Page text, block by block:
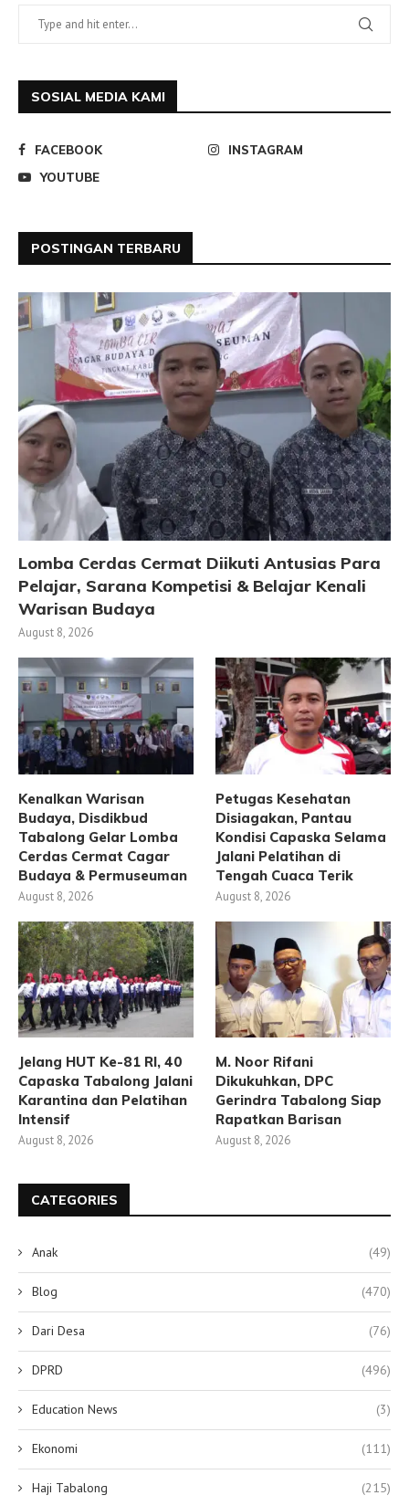
SOSIAL MEDIA KAMI
FACEBOOK
INSTAGRAM
YOUTUBE
POSTINGAN TERBARU
Lomba Cerdas Cermat Diikuti Antusias Para
Pelajar, Sarana Kompetisi & Belajar Kenali
Warisan Budaya
August 8, 2026
Kenalkan Warisan
Budaya, Disdikbud
Tabalong Gelar Lomba
Cerdas Cermat Cagar
Budaya & Permuseuman
August 8, 2026
Petugas Kesehatan
Disiagakan, Pantau
Kondisi Capaska Selama
Jalani Pelatihan di
Tengah Cuaca Terik
August 8, 2026
Jelang HUT Ke-81 RI, 40
Capaska Tabalong Jalani
Karantina dan Pelatihan
Intensif
August 8, 2026
M. Noor Rifani
Dikukuhkan, DPC
Gerindra Tabalong Siap
Rapatkan Barisan
August 8, 2026
CATEGORIES
Anak (49)
Blog (470)
Dari Desa (76)
DPRD (496)
Education News (3)
Ekonomi (111)
Haji Tabalong (215)